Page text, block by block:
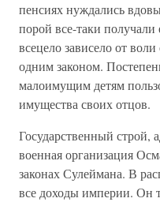
пенсиях нуждались
порой все-таки получали
всецело зависело от
одним законом.
малоимущим детям
имущества своих отцов.
Государственный строй,
военная организация
законах Сулеймана. В
все доходы империи. Он